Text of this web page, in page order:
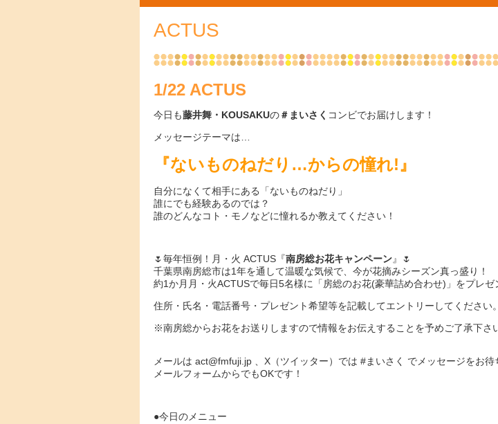
ACTUS
1/22 ACTUS
今日も藤井舞・KOUSAKUの＃まいさく コンビでお届けします！
メッセージテーマは…
『ないものねだり…からの憧れ!』
自分になくて相手にある「ないものねだり」
誰にでも経験あるのでは？
誰のどんなコト・モノなどに憧れるか教えてください！
🌷毎年恒例！月・火 ACTUS『南房総お花キャンペーン』🌷
千葉県南房総市は1年を通して温暖な気候で、今が花摘みシーズン真っ盛り！
約1か月月・火ACTUSで毎日5名様に「房総のお花(豪華詰め合わせ)」をプレゼ
住所・氏名・電話番号・プレゼント希望等を記載してエントリーしてください。
※南房総からお花をお送りしますので情報をお伝えすることを予めご了承下さ
メールは act@fmfuji.jp 、X（ツイッター）では #まいさく でメッセージをお待
メールフォームからでもOKです！
●今日のメニュー